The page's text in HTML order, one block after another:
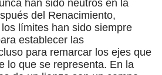
han sido neutros en la
del Renacimiento,
límites han sido siempre
establecer las
para remarcar los ejes que
lo que se representa. En la